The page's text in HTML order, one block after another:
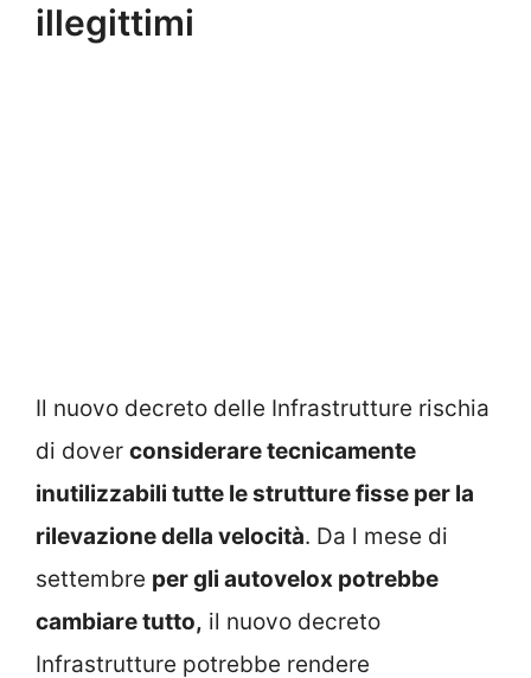
illegittimi
Il nuovo decreto delle Infrastrutture rischia
di dover considerare tecnicamente
inutilizzabili tutte le strutture fisse per la
rilevazione della velocità. Da l mese di
settembre per gli autovelox potrebbe
cambiare tutto, il nuovo decreto
Infrastrutture potrebbe rendere